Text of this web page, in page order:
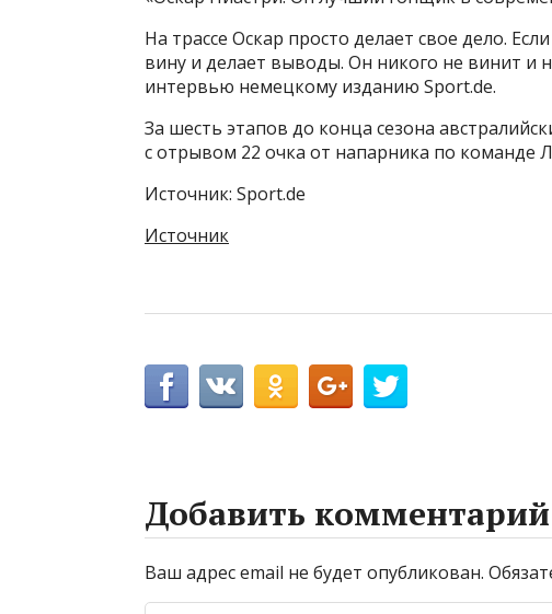
На трассе Оскар просто делает свое дело.
вину и делает выводы. Он никого не винит и
интервью немецкому изданию Sport.de.
За шесть этапов до конца сезона
с отрывом 22 очка от напарника по команде
Источник: Sport.de
Источник
Добавить комментарий
Ваш адрес email не будет опубликован.